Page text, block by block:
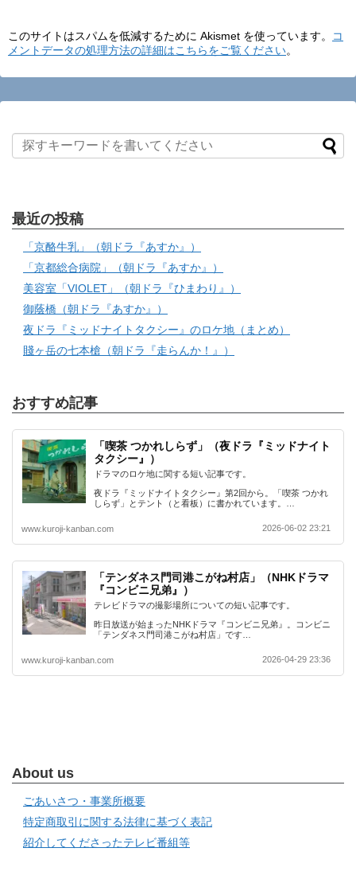
このサイトはスパムを低減するために Akismet を使っています。
コ
メントデータの処理方法の詳細はこちらをご覧ください。
最近の投稿
「京酪牛乳」（朝ドラ『あすか』）
「京都総合病院」（朝ドラ『あすか』）
美容室「VIOLET」（朝ドラ『ひまわり』）
御蔭橋（朝ドラ『あすか』）
夜ドラ『ミッドナイトタクシー』のロケ地（まとめ）
賤ヶ岳の七本槍（朝ドラ『走らんか！』）
おすすめ記事
「喫茶 つかれしらず」（夜ドラ『ミッドナイト
タクシー』）
ドラマのロケ地に関する短い記事です。
夜ドラ『ミッドナイトタクシー』第2回から。「喫茶 つかれ
しらず」とテント（と看板）に書かれています。…
www.kuroji-kanban.com 2026-06-02 23:21
「テンダネス門司港こがね村店」（NHKドラマ
『コンビニ兄弟』）
テレビドラマの撮影場所についての短い記事です。
昨日放送が始まったNHKドラマ『コンビニ兄弟』。コンビニ
「テンダネス門司港こがね村店」です…
www.kuroji-kanban.com 2026-04-29 23:36
About us
ごあいさつ・事業所概要
特定商取引に関する法律に基づく表記
紹介してくださったテレビ番組等